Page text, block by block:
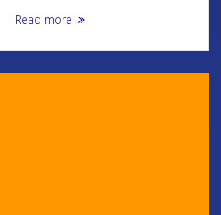
Read more